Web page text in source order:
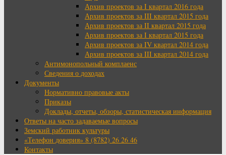
Архив проектов за I квартал 2016 года
Архив проектов за III квартал 2015 года
Архив проектов за II квартал 2015 года
Архив проектов за I квартал 2015 года
Архив проектов за IV квартал 2014 года
Архив проектов за III квартал 2014 года
Антимонопольный комплаенс
Сведения о доходах
Документы
Нормативно правовые акты
Приказы
Доклады, отчеты, обзоры, статистическая информация
Ответы на часто задаваемые вопросы
Земский работник культуры
«Телефон доверия» 8 (8782) 26 26 46
Контакты